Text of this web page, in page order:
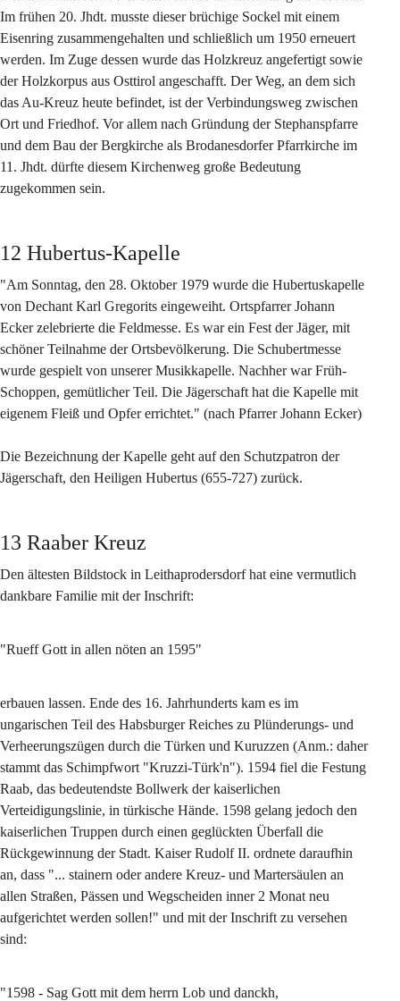
Im frühen 20. Jhdt. musste dieser brüchige Sockel mit einem
Eisenring zusammengehalten und schließlich um 1950 erneuert
werden. Im Zuge dessen wurde das Holzkreuz angefertigt sowie
der Holzkorpus aus Osttirol angeschafft. Der Weg, an dem sich
das Au-Kreuz heute befindet, ist der Verbindungsweg zwischen
Ort und Friedhof. Vor allem nach Gründung der Stephanspfarre
und dem Bau der Bergkirche als Brodanesdorfer Pfarrkirche im
11. Jhdt. dürfte diesem Kirchenweg große Bedeutung
zugekommen sein.
12 Hubertus-Kapelle
"Am Sonntag, den 28. Oktober 1979 wurde die Hubertuskapelle
von Dechant Karl Gregorits eingeweiht. Ortspfarrer Johann
Ecker zelebrierte die Feldmesse. Es war ein Fest der Jäger, mit
schöner Teilnahme der Ortsbevölkerung. Die Schubertmesse
wurde gespielt von unserer Musikkapelle. Nachher war Früh-
Schoppen, gemütlicher Teil. Die Jägerschaft hat die Kapelle mit
eigenem Fleiß und Opfer errichtet." (nach Pfarrer Johann Ecker)
Die Bezeichnung der Kapelle geht auf den Schutzpatron der
Jägerschaft, den Heiligen Hubertus (655-727) zurück.
13 Raaber Kreuz
Den ältesten Bildstock in Leithaprodersdorf hat eine vermutlich
dankbare Familie mit der Inschrift:
"Rueff Gott in allen nöten an 1595"
erbauen lassen. Ende des 16. Jahrhunderts kam es im
ungarischen Teil des Habsburger Reiches zu Plünderungs- und
Verheerungszügen durch die Türken und Kuruzzen (Anm.: daher
stammt das Schimpfwort "Kruzzi-Türk'n"). 1594 fiel die Festung
Raab, das bedeutendste Bollwerk der kaiserlichen
Verteidigungslinie, in türkische Hände. 1598 gelang jedoch den
kaiserlichen Truppen durch einen geglückten Überfall die
Rückgewinnung der Stadt. Kaiser Rudolf II. ordnete daraufhin
an, dass "... stainern oder andere Kreuz- und Martersäulen an
allen Straßen, Pässen und Wegscheiden inner 2 Monat neu
aufgerichtet werden sollen!" und mit der Inschrift zu versehen
sind:
"1598 - Sag Gott mit dem herrn Lob und danckh,